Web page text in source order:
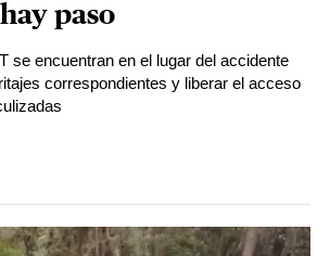
paso
se encuentran en el lugar del accidente
correspondientes y liberar el acceso